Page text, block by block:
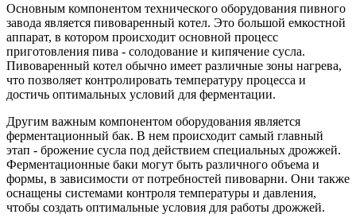
Основным компонентом технического оборудования пивного
завода является пивоваренный котел. Это большой емкостной
аппарат, в котором происходит основной процесс
приготовления пива - солодование и кипячение сусла.
Пивоваренный котел обычно имеет различные зоны нагрева,
что позволяет контролировать температуру процесса и
достичь оптимальных условий для ферментации.
Другим важным компонентом оборудования является
ферментационный бак. В нем происходит самый главный
этап - брожение сусла под действием специальных дрожжей.
Ферментационные баки могут быть различного объема и
формы, в зависимости от потребностей пивоварни. Они также
оснащены системами контроля температуры и давления,
чтобы создать оптимальные условия для работы дрожжей.